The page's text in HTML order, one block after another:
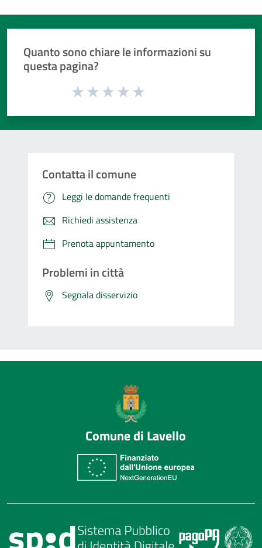
Quanto sono chiare le informazioni su
questa pagina?
Valuta da 1 a 5 stelle la pagina
Contatta il comune
Leggi le domande frequenti
Richiedi assistenza
Prenota appuntamento
Problemi in città
Segnala disservizio
Comune di Lavello